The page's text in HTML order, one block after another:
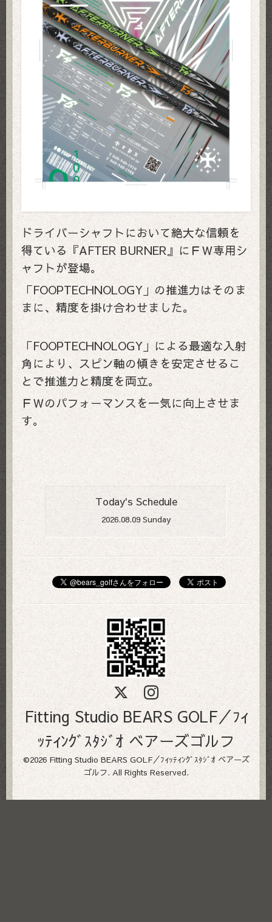
ドライバーシャフトにおいて絶大な信頼を
得ている 『AFTER BURNER』にＦＷ専用シ
ャフトが登場。
「FOOPTECHNOLOGY」の推進力はそのま
まに、 精度を掛け合わせました。
「FOOPTECHNOLOGY」による最適な入射
角により、スピン軸の傾きを安定させるこ
とで推進力と精度を両立。
ＦＷのパフォーマンスを一気に向上させま
す。
Today's Schedule
2026.08.09 Sunday
Fitting Studio BEARS GOLF／ﾌｨ
ｯﾃｨﾝｸﾞｽﾀｼﾞｵ ベアーズゴルフ
©2026 Fitting Studio BEARS GOLF／ﾌｨｯﾃｨﾝｸﾞｽﾀｼﾞｵ ベアーズ
ゴルフ. All Rights Reserved.